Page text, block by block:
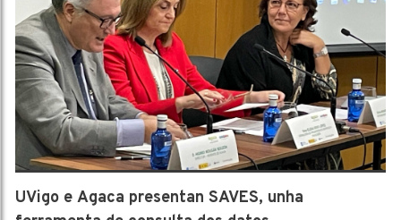
UVigo e Agaca presentan SAVES, unha